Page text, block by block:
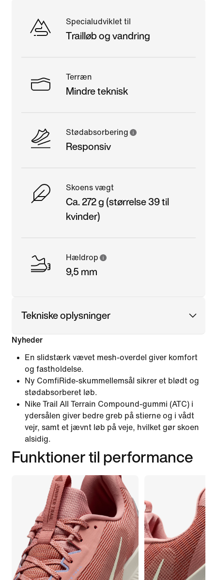
Specialudviklet til
Trailløb og vandring
Terræn
Mindre teknisk
Stødabsorbering
Responsiv
Skoens vægt
Ca. 272 g (størrelse 39 til
kvinder)
Hældrop
9,5 mm
Tekniske oplysninger
Nyheder
En slidstærk vævet mesh-overdel giver komfort
og fastholdelse.
Ny ComfiRide-skummellemsål sikrer et blødt og
stødabsorberet løb.
Nike Trail All Terrain Compound-gummi (ATC) i
ydersålen giver bedre greb på stierne og i vådt
vejr, samt et jævnt løb på veje, hvilket gør skoen
alsidig.
Funktioner til performance